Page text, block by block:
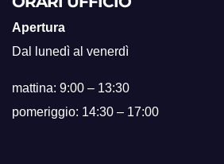
Apertura
Dal lunedì al venerdì
mattina: 9:00 – 13:30
pomeriggio: 14:30 – 17:00